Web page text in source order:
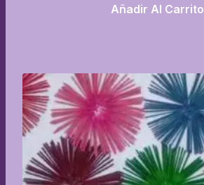
Añadir Al Carrito